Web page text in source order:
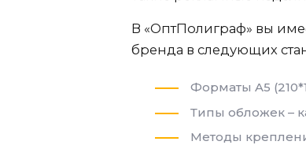
В «ОптПолиграф» вы
бренда в следующих
Форматы A5
Типы обложек –
Методы